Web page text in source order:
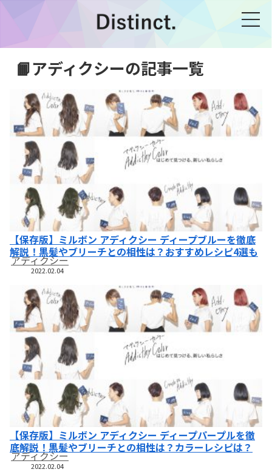
📙アディクシーの記事一覧
【保存版】ミルボン アディクシー ディープブルーを徹底
解説！黒髪やブリーチとの相性は？おすすめレシピ4選も
アディクシー
2022.02.04
【保存版】ミルボン アディクシー ディープパープルを徹
底解説！黒髪やブリーチとの相性は？カラーレシピは？
アディクシー
2022.02.04